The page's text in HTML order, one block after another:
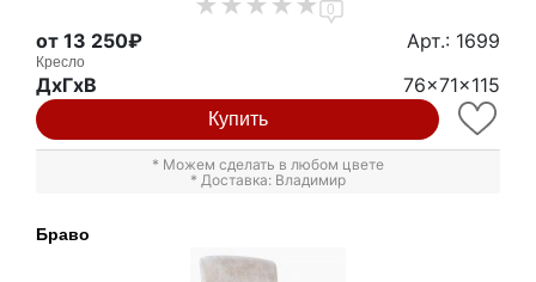
0
от 13 250₽ Арт.: 1699
Кресло
ДxГxВ 76x71x115
Купить
* Можем сделать в любом цвете
* Доставка: Владимир
Браво